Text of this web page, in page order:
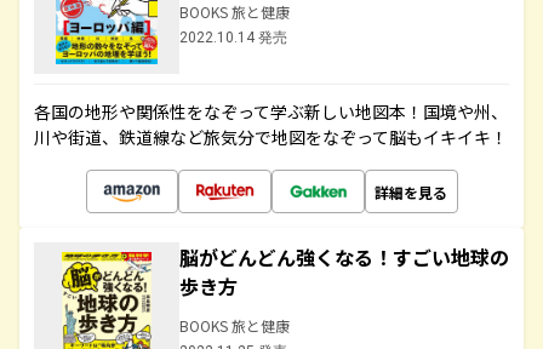
BOOKS 旅と健康
2022.10.14 発売
各国の地形や関係性をなぞって学ぶ新しい地図本！国境や州、
川や街道、鉄道線など旅気分で地図をなぞって脳もイキイキ！
詳細を見る
脳がどんどん強くなる！すごい地球の
歩き方
BOOKS 旅と健康